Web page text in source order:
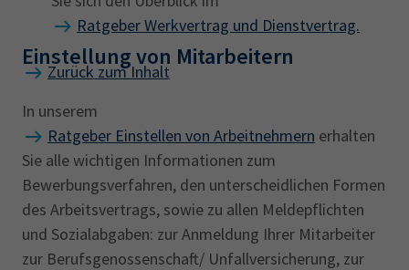
Ratgeber Werkvertrag und Dienstvertrag.
Zurück zum Inhalt
Einstellung von Mitarbeitern
In unserem
Ratgeber Einstellen von Arbeitnehmern erhalten
Sie alle wichtigen Informationen zum
Bewerbungsverfahren, den unterscheidlichen Formen
des Arbeitsvertrags, sowie zu allen Meldepflichten
und Sozialabgaben: zur Anmeldung Ihrer Mitarbeiter
zur Berufsgenossenschaft/ Unfallversicherung, zur